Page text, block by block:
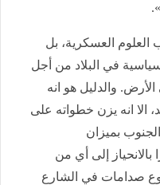
العلوم العسكرية، بل
في البلاد من أجل
الأرض. والدليل هو انه
الا انه يزن خطواته على
بميزان
بالانحياز إلى أي من
وقوع صدامات في الشارع